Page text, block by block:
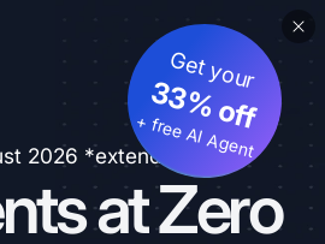
2026 *extended
at Zero
Get your
33% off
+ free AI Agent